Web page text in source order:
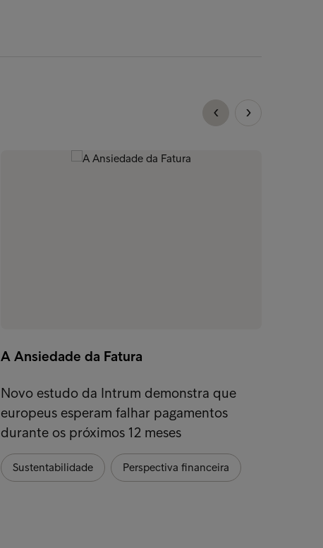
A Ansiedade da Fatura
Novo estudo da Intrum demonstra que
europeus esperam falhar pagamentos
durante os próximos 12 meses
Sustentabilidade Perspectiva financeira